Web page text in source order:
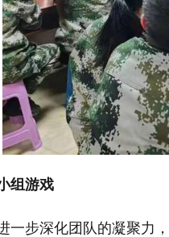
组游戏
一步深化团队的凝聚力 ，